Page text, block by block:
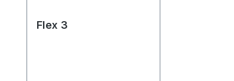
Flex 3